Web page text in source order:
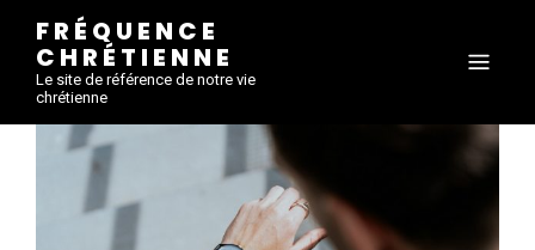
FRÉQUENCE
CHRÉTIENNE
Le site de référence de notre vie
chrétienne